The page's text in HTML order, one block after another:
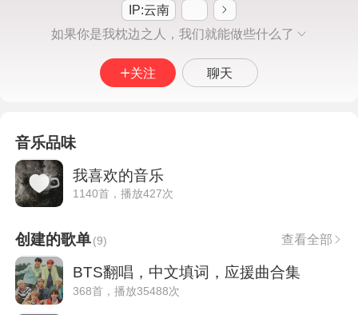
IP:云南
如果你是我枕边之人，我们就能做些什么了
关注 聊天
音乐品味
我喜欢的音乐
1140首，播放427次
创建的歌单(9) 查看全部
BTS翻唱，中文填词，应援曲合集
368首，播放35488次